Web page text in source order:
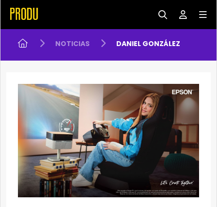
NOTICIAS DANIEL GONZÁLEZ